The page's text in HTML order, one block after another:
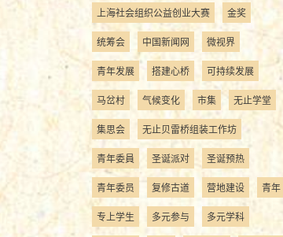
上海社会组织公益创业大赛 金奖
统筹会 中国新闻网 微视界
青年发展 搭建心桥 可持续发展
马岔村 气候变化 市集 无止学堂
集思会 无止贝雷桥组装工作坊
青年委員 圣诞派对 圣诞预热
青年委员 复修古道 营地建设 青年
专上学生 多元参与 多元学科